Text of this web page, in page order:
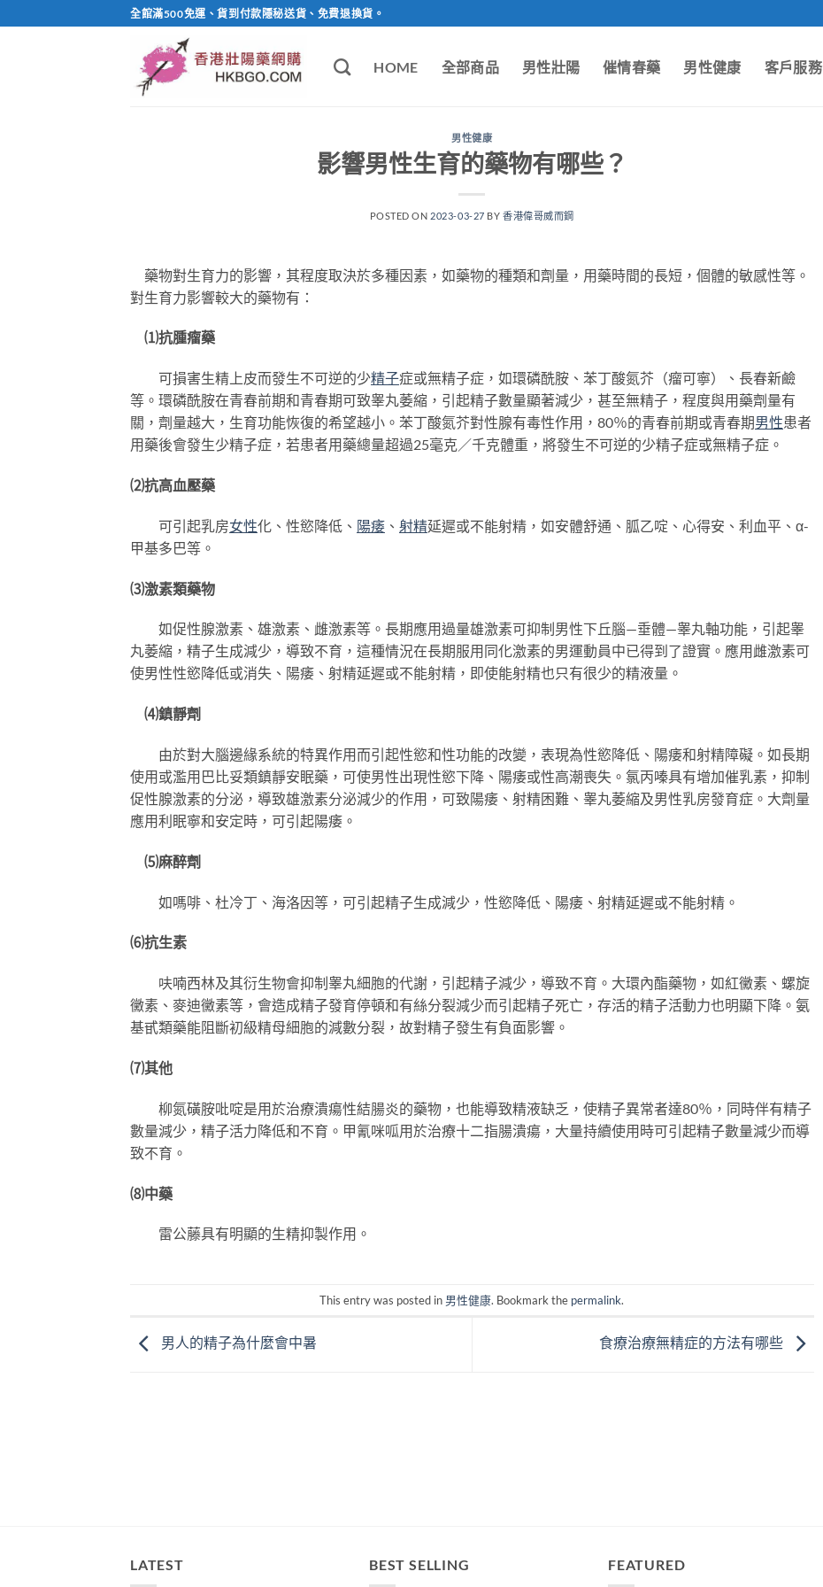
to
全館滿500免運、貨到付款隱秘送貨、免費退換貨。
HOME 全部商品 男性壯陽 催情春藥 男性健康 客戶服務
男性健康
影響男性生育的藥物有哪些？
POSTED ON 2023-03-27 BY香港偉哥威而鋼
藥物對生育力的影響，其程度取決於多種因素，如藥物的種類和劑量，用藥時間的長短，個體的敏感性等。
對生育力影響較大的藥物有：
⑴抗腫瘤藥
可損害生精上皮而發生不可逆的少精子症或無精子症，如環磷酰胺、苯丁酸氮芥（瘤可寧）、長春新鹼
等。環磷酰胺在青春前期和青春期可致睾丸萎縮，引起精子數量顯著減少，甚至無精子，程度與用藥劑量有
關，劑量越大，生育功能恢復的希望越小。苯丁酸氮芥對性腺有毒性作用，80％的青春前期或青春期男性患者
用藥後會發生少精子症，若患者用藥總量超過25毫克／千克體重，將發生不可逆的少精子症或無精子症。
⑵抗高血壓藥
可引起乳房女性化、性慾降低、 陽痿 、 射精延遲或不能射精，如安體舒通、胍乙啶、心得安、利血平、α-
甲基多巴等。
⑶激素類藥物
如促性腺激素、雄激素、雌激素等。長期應用過量雄激素可抑制男性下丘腦—垂體—睾丸軸功能，引起睾
丸萎縮，精子生成減少，導致不育，這種情況在長期服用同化激素的男運動員中已得到了證實。應用雌激素可
使男性性慾降低或消失、陽痿、射精延遲或不能射精，即使能射精也只有很少的精液量。
⑷鎮靜劑
由於對大腦邊緣系統的特異作用而引起性慾和性功能的改變，表現為性慾降低、陽痿和射精障礙。如長期
使用或濫用巴比妥類鎮靜安眠藥，可使男性出現性慾下降、陽痿或性高潮喪失。氯丙嗪具有增加催乳素，抑制
促性腺激素的分泌，導致雄激素分泌減少的作用，可致陽痿、射精困難、睾丸萎縮及男性乳房發育症。大劑量
應用利眠寧和安定時，可引起陽痿。
⑸麻醉劑
如嗎啡、杜冷丁、海洛因等，可引起精子生成減少，性慾降低、陽痿、射精延遲或不能射精。
⑹抗生素
呋喃西林及其衍生物會抑制睾丸細胞的代謝，引起精子減少，導致不育。大環內酯藥物，如紅黴素、螺旋
黴素、麥迪黴素等，會造成精子發育停頓和有絲分裂減少而引起精子死亡，存活的精子活動力也明顯下降。氨
基甙類藥能阻斷初級精母細胞的減數分裂，故對精子發生有負面影響。
⑺其他
柳氮磺胺吡啶是用於治療潰瘍性結腸炎的藥物，也能導致精液缺乏，使精子異常者達80％，同時伴有精子
數量減少，精子活力降低和不育。甲氰咪呱用於治療十二指腸潰瘍，大量持續使用時可引起精子數量減少而導
致不育。
⑻中藥
雷公藤具有明顯的生精抑製作用。
This entry was posted in 男性健康. Bookmark the permalink.
男人的精子為什麼會中暑 食療治療無精症的方法有哪些
LATEST BEST SELLING FEATURED